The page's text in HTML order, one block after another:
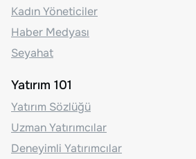
Kadın Yöneticiler
Haber Medyası
Seyahat
Yatırım 101
Yatırım Sözlüğü
Uzman Yatırımcılar
Deneyimli Yatırımcılar